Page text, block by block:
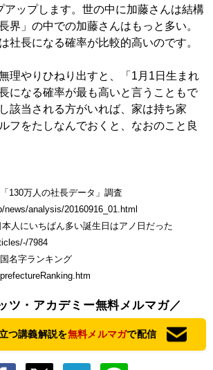
アップします。世の中に加藤さんは結構
界」の中での加藤さんはもっと多い。
社長になる確率が比較的高いのです。
理やりひねり出すと、「1月1日生まれ
になる確率が最も高いと言うこともで
該当される方がいれば、家は持ち家
フをたしなんでおくと、なおのこと良
130万人の社長データ」調査
news/analysis/20160916_01.html
人にいちばん多い誕生日はアノ日だった
7984
名字ランキング
ツ・アカデミー無料メルマガ／
つ講義解説を無料メルマガで配信